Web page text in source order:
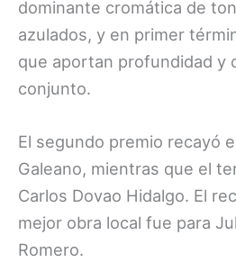
dominante cromática de
azulados, y en primer
que aportan profundidad y
conjunto.
El segundo premio recayó
Galeano, mientras que el
Carlos Dovao Hidalgo. El
mejor obra local fue para
Romero.